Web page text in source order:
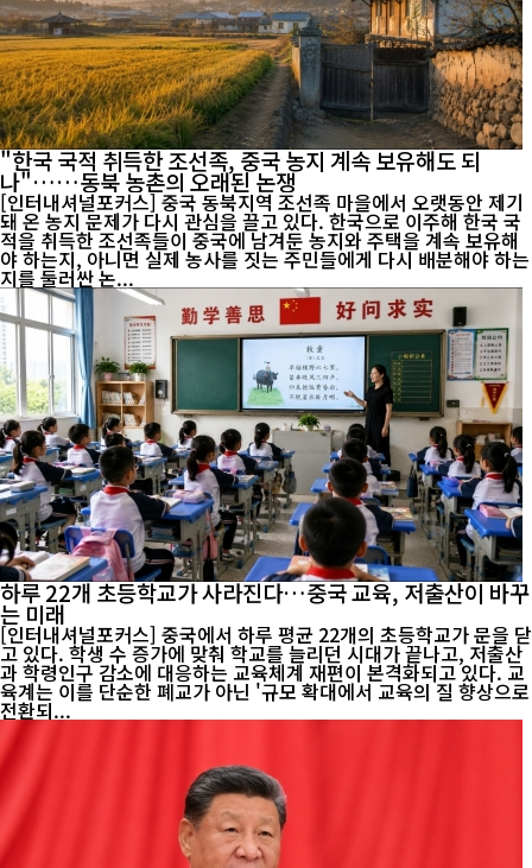
"한국 국적 취득한 조선족, 중국 농지 계속 보유해도 되
나"……동북 농촌의 오래된 논쟁
[인터내셔널포커스] 중국 동북지역 조선족 마을에서 오랫동안 제기
돼 온 농지 문제가 다시 관심을 끌고 있다. 한국으로 이주해 한국 국
적을 취득한 조선족들이 중국에 남겨둔 농지와 주택을 계속 보유해
야 하는지, 아니면 실제 농사를 짓는 주민들에게 다시 배분해야 하는
지를 둘러싼 논...
하루 22개 초등학교가 사라진다…중국 교육, 저출산이 바꾸
는 미래
[인터내셔널포커스] 중국에서 하루 평균 22개의 초등학교가 문을 닫
고 있다. 학생 수 증가에 맞춰 학교를 늘리던 시대가 끝나고, 저출산
과 학령인구 감소에 대응하는 교육체계 재편이 본격화되고 있다. 교
육계는 이를 단순한 폐교가 아닌 '규모 확대에서 교육의 질 향상으로
전환되...